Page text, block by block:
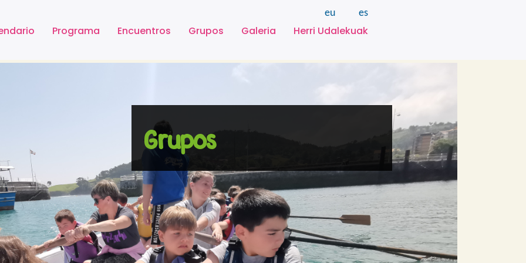
eu es
Programa Encuentros Grupos Galeria Herri Udalekuak
Grupos